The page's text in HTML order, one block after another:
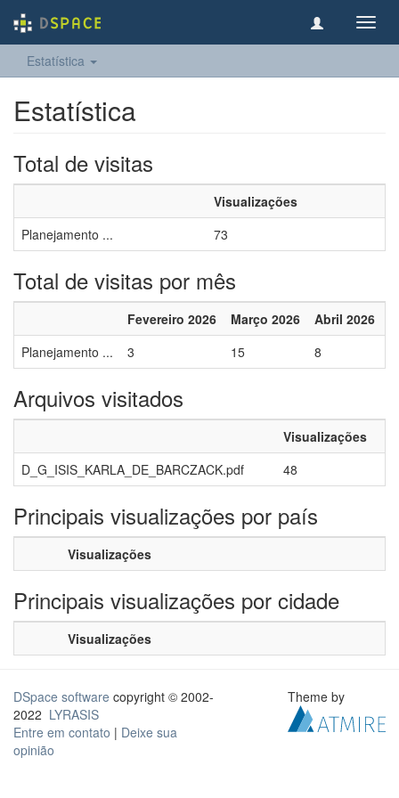
Estatística
Estatística
Total de visitas
Visualizações
Planejamento ...
73
Total de visitas por mês
Fevereiro 2026 Março 2026 Abril 2026
Planejamento ...
3 15 8
Arquivos visitados
Visualizações
D_G_ISIS_KARLA_DE_BARCZACK.pdf
48
Principais visualizações por país
Visualizações
Principais visualizações por cidade
Visualizações
DSpace software copyright © 2002-
2022 LYRASIS
Entre em contato | Deixe sua
opinião
Theme by